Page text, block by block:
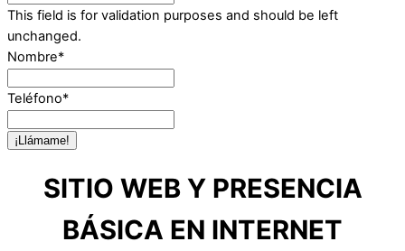
This field is for validation purposes and should be left
unchanged.
Nombre*
Teléfono*
SITIO WEB Y PRESENCIA
BÁSICA EN INTERNET